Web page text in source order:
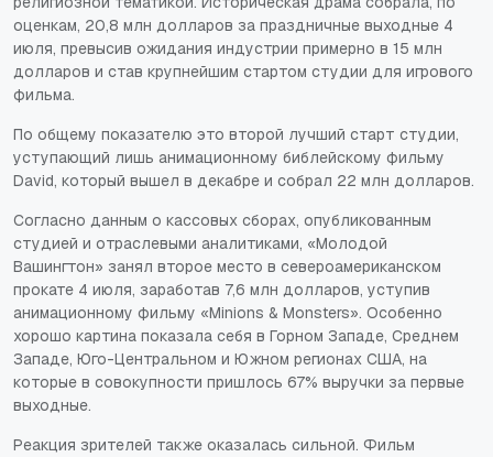
оценкам, 20,8 млн долларов за праздничные выходные 4
июля, превысив ожидания индустрии примерно в 15 млн
долларов и став крупнейшим стартом студии для игрового
фильма.
По общему показателю это второй лучший старт студии,
уступающий лишь анимационному библейскому фильму
David, который вышел в декабре и собрал 22 млн долларов.
Согласно данным о кассовых сборах, опубликованным
студией и отраслевыми аналитиками, «Молодой
Вашингтон» занял второе место в североамериканском
прокате 4 июля, заработав 7,6 млн долларов, уступив
анимационному фильму «Minions & Monsters». Особенно
хорошо картина показала себя в Горном Западе, Среднем
Западе, Юго-Центральном и Южном регионах США, на
которые в совокупности пришлось 67% выручки за первые
выходные.
Реакция зрителей также оказалась сильной. Фильм